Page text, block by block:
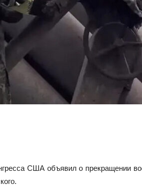
США объявил о прекращении